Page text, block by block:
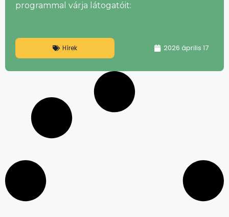
programmal várja látogatóit:
Hírek 2026 április 17